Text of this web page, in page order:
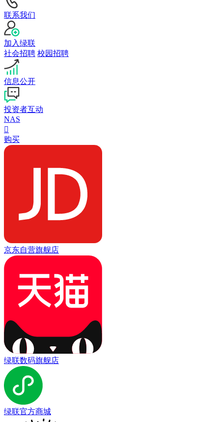
联系我们
加入绿联
社会招聘 校园招聘
信息公开
投资者互动
NAS

购买
京东自营旗舰店
绿联数码旗舰店
绿联官方商城